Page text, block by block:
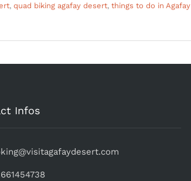
, quad biking agafay desert, things to do in Agafay
Infos